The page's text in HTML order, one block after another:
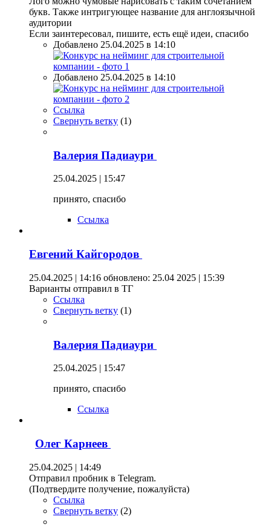
букв. Также интригующее название для англоязычной
аудитории
Если заинтересовал, пишите, есть ещё идеи, спасибо
Добавлено 25.04.2025 в 14:10
Добавлено 25.04.2025 в 14:10
Ссылка
Свернуть ветку (1)
Валерия Падиаури
25.04.2025 | 15:47
принято, спасибо
Ссылка
Евгений Кайгородов
25.04.2025 | 14:16 обновлено: 25.04 2025 | 15:39
Варианты отправил в ТГ
Ссылка
Свернуть ветку (1)
Валерия Падиаури
25.04.2025 | 15:47
принято, спасибо
Ссылка
Олег Карнеев
25.04.2025 | 14:49
Отправил пробник в Telegram.
(Подтвердите получение, пожалуйста)
Ссылка
Свернуть ветку (2)